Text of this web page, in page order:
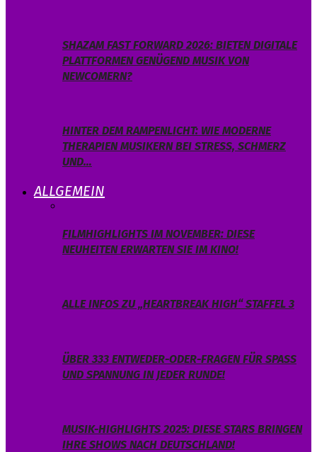
SHAZAM FAST FORWARD 2026: BIETEN DIGITALE
PLATTFORMEN GENÜGEND MUSIK VON
NEWCOMERN?
HINTER DEM RAMPENLICHT: WIE MODERNE
THERAPIEN MUSIKERN BEI STRESS, SCHMERZ
UND…
ALLGEMEIN
FILMHIGHLIGHTS IM NOVEMBER: DIESE
NEUHEITEN ERWARTEN SIE IM KINO!
ALLE INFOS ZU „HEARTBREAK HIGH“ STAFFEL 3
ÜBER 333 ENTWEDER-ODER-FRAGEN FÜR SPASS U
ND SPANNUNG IN JEDER RUNDE!
MUSIK-HIGHLIGHTS 2025: DIESE STARS BRINGEN
IHRE SHOWS NACH DEUTSCHLAND!